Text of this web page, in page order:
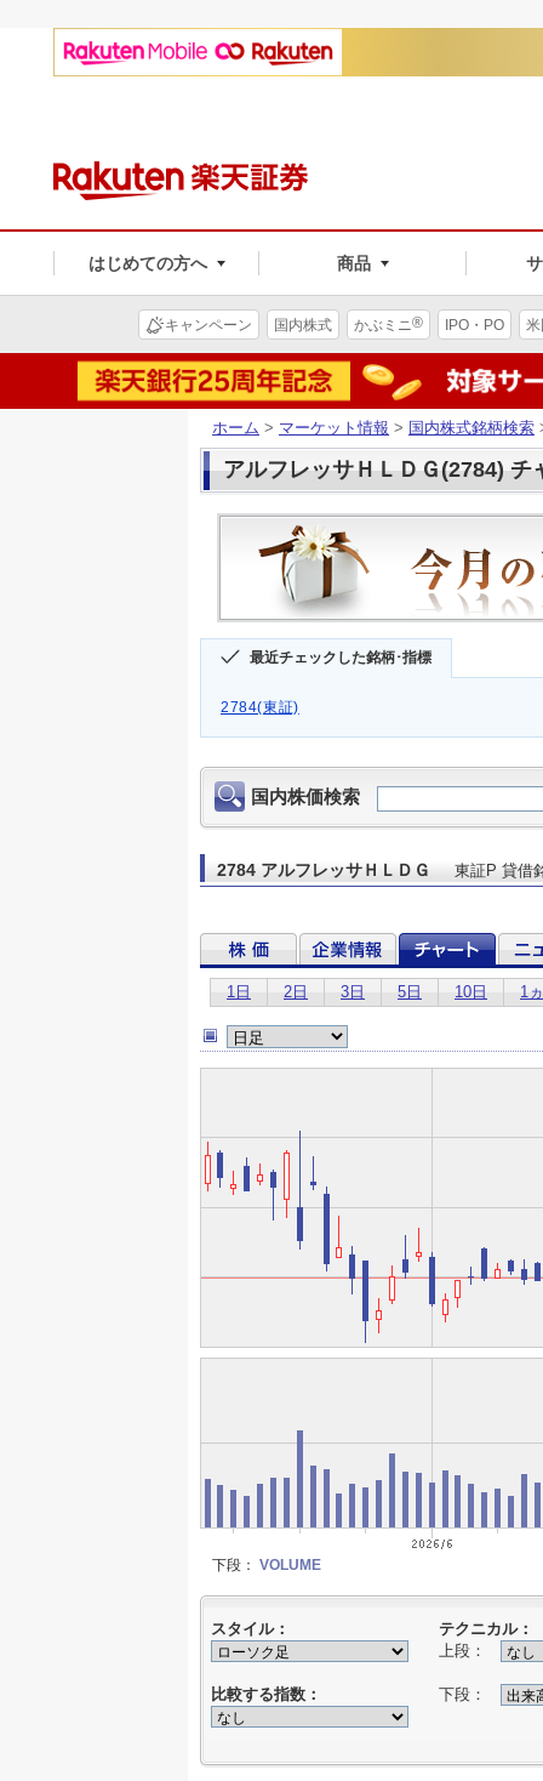
はじめての方へ 商品
キャンペーン 国内株式 かぶミニ® IPO・PO
ホーム > マーケット情報 > 国内株式銘柄検索
アルフレッサＨＬＤＧ(2784) チ
最近チェックした銘柄･指標
2784(東証)